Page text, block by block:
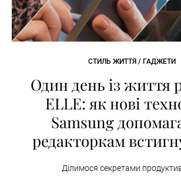
СТИЛЬ ЖИТТЯ / ГАДЖЕТИ
Один день із життя
ELLE: як нові
Samsung
редакторкам
Ділимося секретами